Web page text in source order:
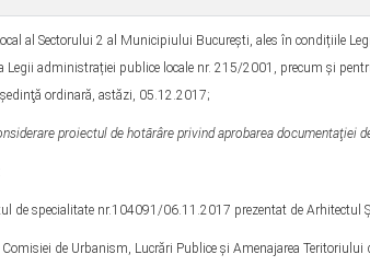
al Sectorului 2 al Municipiului Bucureşti, ales în condițiile
Legii administrației publice locale nr. 215/2001, precum și
ordinară, astăzi, 05.12.2017;
proiectul de hotărâre privind aprobarea documentaţiei
de specialitate nr.104091/06.11.2017 prezentat de Arhitectul
de Urbanism, Lucrări Publice şi Amenajarea